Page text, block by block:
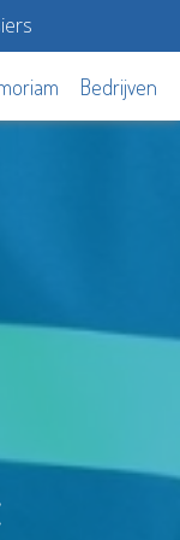
Bedrijven